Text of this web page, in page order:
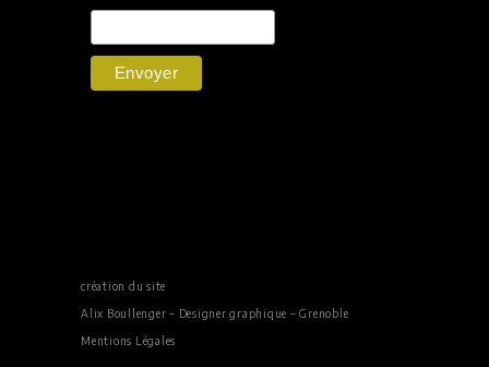
création du site
Alix Boullenger – Designer graphique – Grenoble
Mentions Légales